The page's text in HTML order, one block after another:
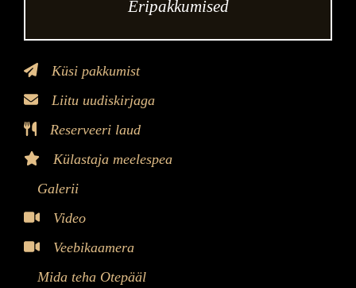
Eripakkumised
Küsi pakkumist
Liitu uudiskirjaga
Reserveeri laud
Külastaja meelespea
Galerii
Video
Veebikaamera
Mida teha Otepääl